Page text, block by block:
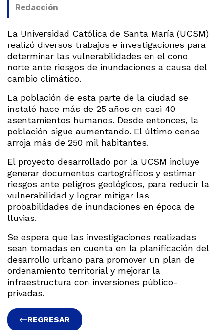
Redacción
La Universidad Católica de Santa María (UCSM)
realizó diversos trabajos e investigaciones para
determinar las vulnerabilidades en el cono
norte ante riesgos de inundaciones a causa del
cambio climático.
La población de esta parte de la ciudad se
instaló hace más de 25 años en casi 40
asentamientos humanos. Desde entonces, la
población sigue aumentando. El último censo
arroja más de 250 mil habitantes.
El proyecto desarrollado por la UCSM incluye
generar documentos cartográficos y estimar
riesgos ante peligros geológicos, para reducir la
vulnerabilidad y lograr mitigar las
probabilidades de inundaciones en época de
lluvias.
Se espera que las investigaciones realizadas
sean tomadas en cuenta en la planificación del
desarrollo urbano para promover un plan de
ordenamiento territorial y mejorar la
infraestructura con inversiones público-
privadas.
REGRESAR